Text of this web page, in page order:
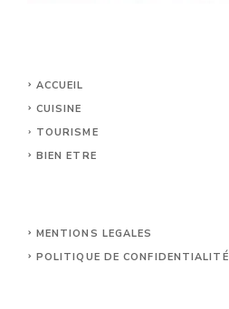
ACCUEIL
CUISINE
TOURISME
BIEN ETRE
MENTIONS LEGALES
POLITIQUE DE CONFIDENTIALITÉ